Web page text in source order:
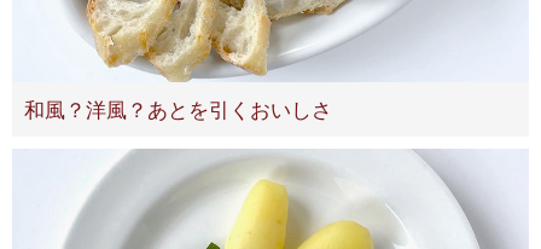
和風？洋風？あとを引くおいしさ